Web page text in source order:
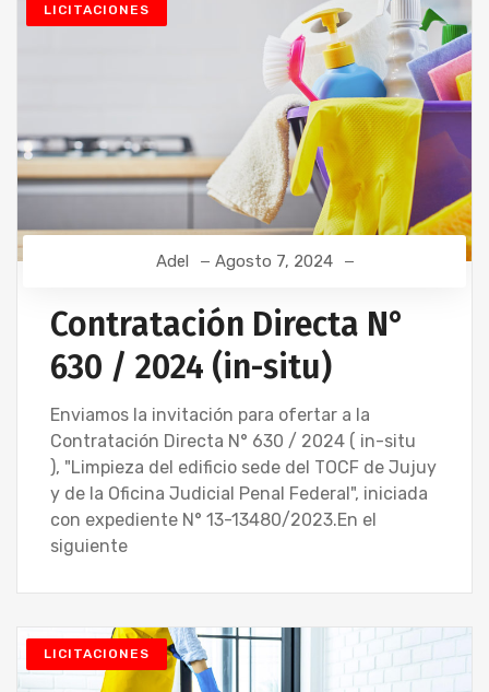
LICITACIONES
Adel Agosto 7, 2024
Contratación Directa N°
630 / 2024 (in-situ)
Enviamos la invitación para ofertar a la
Contratación Directa N° 630 / 2024 ( in-situ
), "Limpieza del edificio sede del TOCF de Jujuy
y de la Oficina Judicial Penal Federal", iniciada
con expediente N° 13-13480/2023.En el
siguiente
LICITACIONES